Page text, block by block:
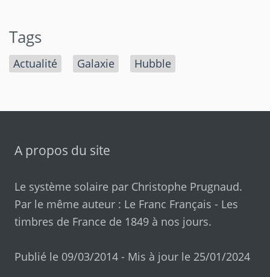
Tags
Actualité Galaxie Hubble
A propos du site
Le système solaire par Christophe Prugnaud.
Par le même auteur : Le Franc Français - Les
timbres de France de 1849 à nos jours.
Publié le 09/03/2014 - Mis à jour le 25/01/2024